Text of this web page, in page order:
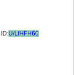
ID:U/LfHFH60